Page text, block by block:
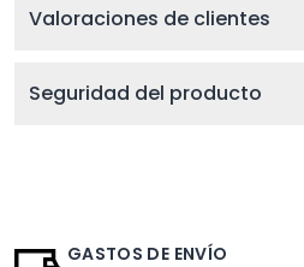
Valoraciones de clientes
Seguridad del producto
GASTOS DE ENVÍO